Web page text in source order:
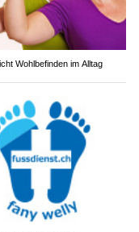
Wohlbefinden im Alltag